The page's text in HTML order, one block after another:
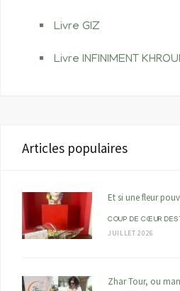
Livre GIZ
Livre INFINIMENT
Articles populaires
Et si une fleur
COUP DE CŒUR
JUILLET 2026
Zhar Tour, ou